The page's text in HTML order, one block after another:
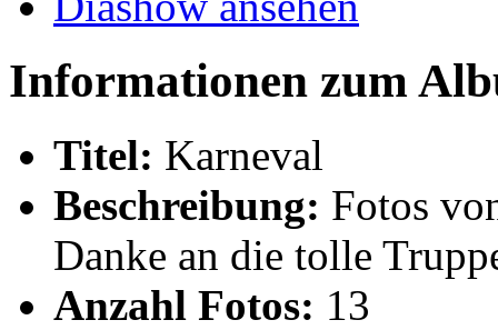
Informationen zum
Titel: Karneval
Beschreibung: Fotos
Danke an die tolle
Anzahl Fotos: 13